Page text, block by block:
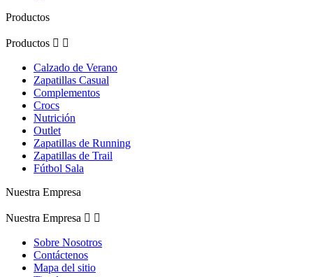
Productos
Productos  
Calzado de Verano
Zapatillas Casual
Complementos
Crocs
Nutrición
Outlet
Zapatillas de Running
Zapatillas de Trail
Fútbol Sala
Nuestra Empresa
Nuestra Empresa  
Sobre Nosotros
Contáctenos
Mapa del sitio